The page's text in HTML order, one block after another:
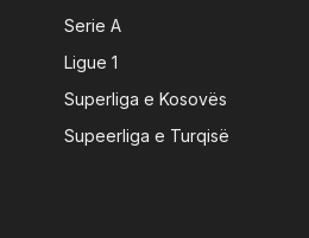
Serie A
Ligue 1
Superliga e Kosovës
Supeerliga e Turqisë